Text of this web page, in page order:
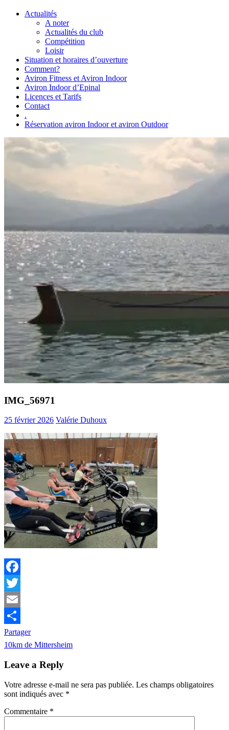
Actualités
A noter
Actualités du club
Compétition
Loisir
Situation et horaires d’ouverture
Comment?
Aviron Fitness et Aviron Indoor
Aviron Indoor d’Epinal
Licences et Tarifs
Contact
.
Réservation aviron Indoor et aviron Outdoor
IMG_56971
25 février 2026 Valérie Duhoux
Facebook
Twitter
Email
Partager
Navigation
de
Previous
10km de Mittersheim
Leave a Reply
Votre adresse e-mail ne sera pas publiée. Les champs obligatoires
sont indiqués avec *
Commentaire *